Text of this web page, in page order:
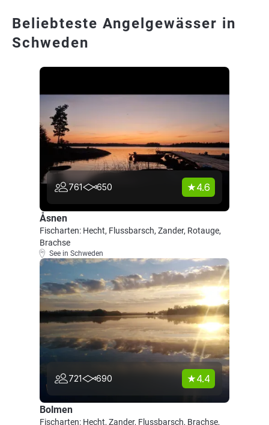
Beliebteste Angelgewässer in
Schweden
761 650 4.6
Åsnen
Fischarten: Hecht, Flussbarsch, Zander, Rotauge,
Brachse
See in Schweden
721 690 4.4
Bolmen
Fischarten: Hecht, Zander, Flussbarsch, Brachse,